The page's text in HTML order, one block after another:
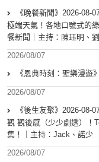
《晚餐新聞》2026-08-
極端天氣！各地口號式的
餐新聞｜主持：陳珏明、劉
2026/08/07
《恩典時刻：聖樂漫遊
2026/08/07
《後生友聚》2026-08-
觀 觀後感（少少劇透）！
集！｜主持：Jack、諾少
2026/08/07